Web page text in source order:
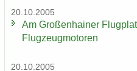
20.10.2005
Am Gro­ßen­hai­ner
Flug­zeug­mo­to­ren
20.10.2005